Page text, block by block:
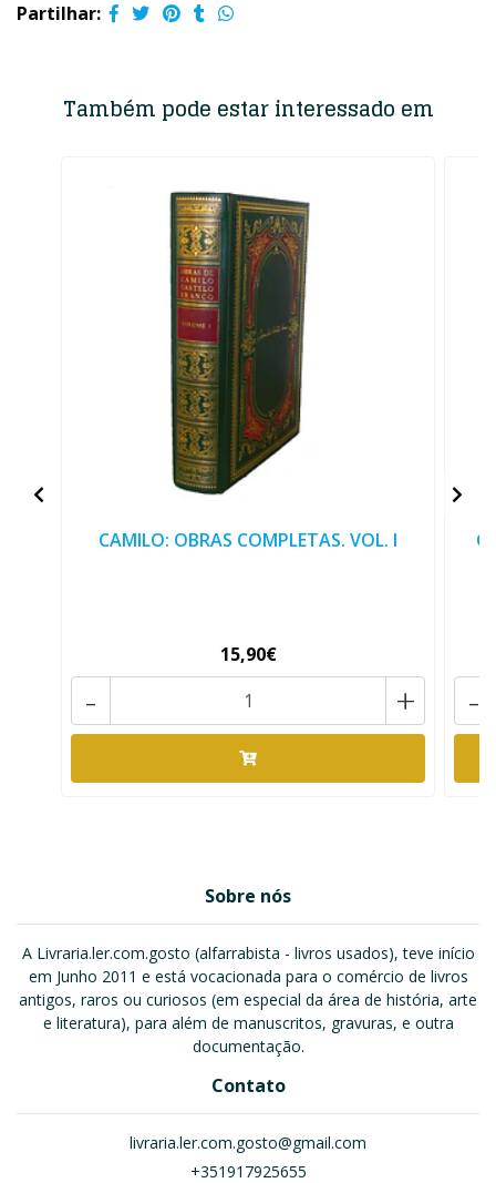
Partilhar:
Também pode estar interessado em
CAMILO: OBRAS COMPLETAS. VOL. I
15,90€
+
- -
Sobre nós
A Livraria.ler.com.gosto (alfarrabista - livros usados), teve início
em Junho 2011 e está vocacionada para o comércio de livros
antigos, raros ou curiosos (em especial da área de história, arte
e literatura), para além de manuscritos, gravuras, e outra
documentação.
Contato
livraria.ler.com.gosto@gmail.com
+351917925655